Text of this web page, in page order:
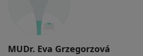
MUDr. Eva Grzegorzová